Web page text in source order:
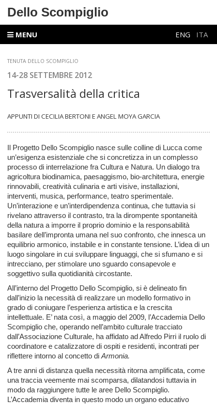
Dello Scompiglio
MENU ENG ITA
TENUTA DELLO SCOMPIGLIO
14-28 SETTEMBRE 2012
Trasversalità della critica
APPUNTI DI CECILIA BERTONI E ANGEL MOYA GARCIA
Il Progetto Dello Scompiglio nasce sulle colline di Lucca come
un’esigenza esistenziale che si concretizza in un complesso
processo di interrelazione fra Cultura e Natura. Un dialogo tra
agricoltura biodinamica, paesaggismo, bio-architettura, energie
rinnovabili, creatività culinaria e arti visive, installazioni,
interventi, musica, performance, teatro sperimentale.
Un’interazione e un’interdipendenza continua, che tuttavia si
rivelano attraverso il contrasto, tra la dirompente spontaneità
della natura a imporre il proprio dominio e la responsabilità
basilare dell’impronta umana nel suo confronto, che innesca un
equilibrio armonico, instabile e in constante tensione. L’idea di un
luogo singolare in cui sviluppare linguaggi, che si sfumano e si
intrecciano, per stimolare uno sguardo consapevole e
soggettivo sulla quotidianità circostante.
All’interno del Progetto Dello Scompiglio, si è delineato fin
dall’inizio la necessità di realizzare un modello formativo in
grado di coniugare l’esperienza artistica e la crescita
intellettuale. E’ nata così, a maggio del 2009, l’Accademia Dello
Scompiglio che, operando nell’ambito culturale tracciato
dall’Associazione Culturale, ha affidato ad Alfredo Pirri il ruolo di
coordinatore e catalizzatore di ospiti e residenti, incontrati per
riflettere intorno al concetto di Armonia.
A tre anni di distanza quella necessità ritorna amplificata, come
una traccia veemente mai scomparsa, dilatandosi tuttavia in
modo da raggiungere tutte le aree Dello Scompiglio.
L’Accademia diventa in questo modo un organo educativo